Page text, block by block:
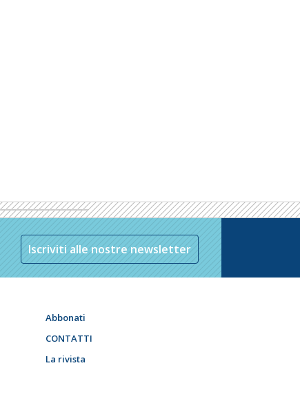
Iscriviti alle nostre newsletter
Abbonati
CONTATTI
La rivista